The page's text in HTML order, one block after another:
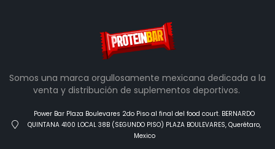
Somos una marca orgullosamente mexicana dedicada a la
venta y distribución de suplementos deportivos.
Power Bar Plaza Boulevares 2do Piso al final del food court. BERNARDO
QUINTANA 4100 LOCAL 38B (SEGUNDO PISO) PLAZA BOULEVARES, Querétaro,
Mexico